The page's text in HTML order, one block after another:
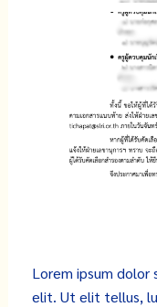
Lorem ipsum
elit. Ut elit tellus,